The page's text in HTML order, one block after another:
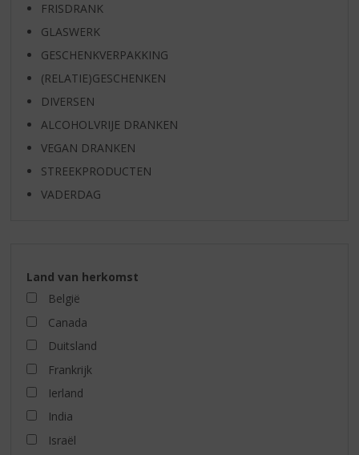
FRISDRANK
GLASWERK
GESCHENKVERPAKKING
(RELATIE)GESCHENKEN
DIVERSEN
ALCOHOLVRIJE DRANKEN
VEGAN DRANKEN
STREEKPRODUCTEN
VADERDAG
Land van herkomst
België
Canada
Duitsland
Frankrijk
Ierland
India
Israël